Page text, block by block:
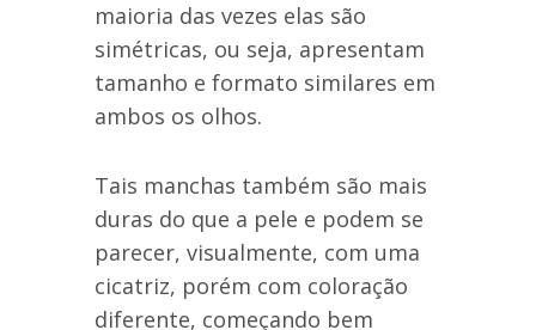
maioria das vezes elas são
simétricas, ou seja, apresentam
tamanho e formato similares em
ambos os olhos.
Tais manchas também são mais
duras do que a pele e podem se
parecer, visualmente, com uma
cicatriz, porém com coloração
diferente, começando bem